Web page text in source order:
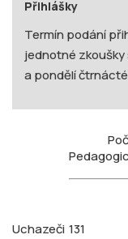
Přihlášky
Termín podání
jednotné
a pondělí
Uchazeči 131